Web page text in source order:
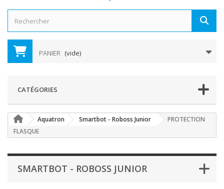
PANIER (vide)
CATÉGORIES
Aquatron Smartbot - Roboss Junior
PROTECTION
FLASQUE
SMARTBOT - ROBOSS JUNIOR